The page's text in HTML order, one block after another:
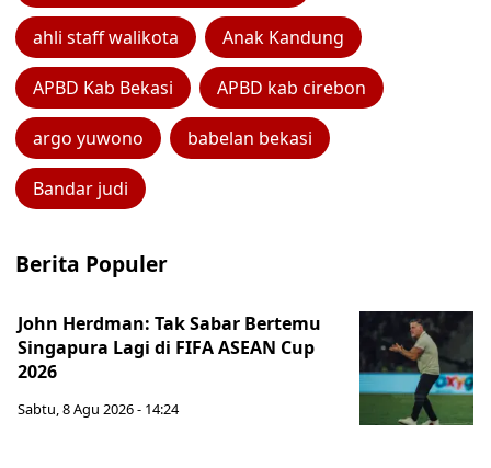
ahli staff walikota Anak Kandung
APBD Kab Bekasi APBD kab cirebon
argo yuwono babelan bekasi
Bandar judi
Berita Populer
John Herdman: Tak Sabar Bertemu
Singapura Lagi di FIFA ASEAN Cup
2026
Sabtu, 8 Agu 2026 - 14:24